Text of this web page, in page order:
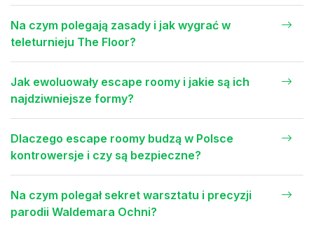
Na czym polegają zasady i jak wygrać w
teleturnieju The Floor?
Jak ewoluowały escape roomy i jakie są ich
najdziwniejsze formy?
Dlaczego escape roomy budzą w Polsce
kontrowersje i czy są bezpieczne?
Na czym polegał sekret warsztatu i precyzji
parodii Waldemara Ochni?